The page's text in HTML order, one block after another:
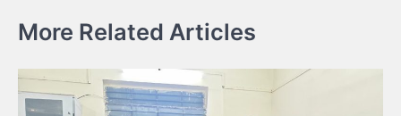
More Related Articles